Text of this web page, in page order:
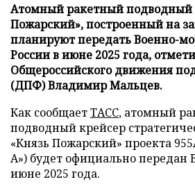
Атомный ракетный подводный
Пожарский», построенный на
планируют передать Военно-
России в июне 2025 года,
Общероссийского движения
(ДПФ) Владимир Мальцев.
Как сообщаетТАСС, атомный
подводный крейсер
«Князь Пожарский» проекта
А») будет официально передан
июне 2025 года.